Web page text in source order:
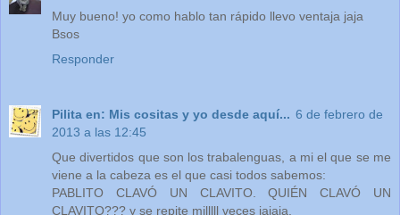
Muy bueno! yo como hablo tan rápido llevo ventaja jaja
Bsos
Responder
Pilita en: Mis cositas y yo desde aquí... 6 de febrero de
2013 a las 12:45
Que divertidos que son los trabalenguas, a mi el que se me
viene a la cabeza es el que casi todos sabemos:
PABLITO CLAVÓ UN CLAVITO. QUIÉN CLAVÓ UN
CLAVITO??? y se repite milllll veces jajaja.